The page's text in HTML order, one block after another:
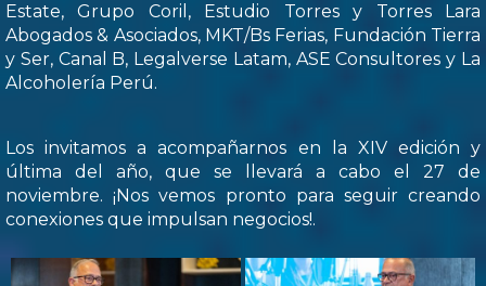
Estate, Grupo Coril, Estudio Torres y Torres Lara
Abogados & Asociados, MKT/Bs Ferias, Fundación Tierra
y Ser, Canal B, Legalverse Latam, ASE Consultores y La
Alcoholería Perú.
Los invitamos a acompañarnos en la XIV edición y
última del año, que se llevará a cabo el 27 de
noviembre. ¡Nos vemos pronto para seguir creando
conexiones que impulsan negocios!.